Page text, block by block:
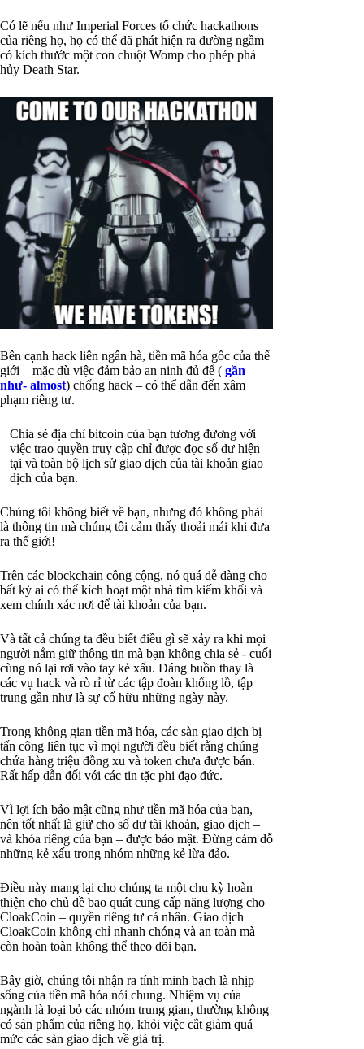
Có lẽ nếu như Imperial Forces tổ chức hackathons
của riêng họ, họ có thể đã phát hiện ra đường ngầm
có kích thước một con chuột Womp cho phép phá
hủy Death Star.
Bên cạnh hack liên ngân hà, tiền mã hóa gốc của thế
giới – mặc dù việc đảm bảo an ninh đủ để ( gần
như- almost) chống hack – có thể dẫn đến xâm
phạm riêng tư.
Chia sẻ địa chỉ bitcoin của bạn tương đương với
việc trao quyền truy cập chỉ được đọc số dư hiện
tại và toàn bộ lịch sử giao dịch của tài khoản giao
dịch của bạn.
Chúng tôi không biết về bạn, nhưng đó không phải
là thông tin mà chúng tôi cảm thấy thoải mái khi đưa
ra thế giới!
Trên các blockchain công cộng, nó quá dễ dàng cho
bất kỳ ai có thể kích hoạt một nhà tìm kiếm khối và
xem chính xác nơi để tài khoản của bạn.
Và tất cả chúng ta đều biết điều gì sẽ xảy ra khi mọi
người nắm giữ thông tin mà bạn không chia sẻ - cuối
cùng nó lại rơi vào tay kẻ xấu. Đáng buồn thay là
các vụ hack và rò rỉ từ các tập đoàn khổng lồ, tập
trung gần như là sự cố hữu những ngày này.
Trong không gian tiền mã hóa, các sàn giao dịch bị
tấn công liên tục vì mọi người đều biết rằng chúng
chứa hàng triệu đồng xu và token chưa được bán.
Rất hấp dẫn đối với các tin tặc phi đạo đức.
Vì lợi ích bảo mật cũng như tiền mã hóa của bạn,
nên tốt nhất là giữ cho số dư tài khoản, giao dịch –
và khóa riêng của bạn – được bảo mật. Đừng cám dỗ
những kẻ xấu trong nhóm những kẻ lừa đảo.
Điều này mang lại cho chúng ta một chu kỳ hoàn
thiện cho chủ đề bao quát cung cấp năng lượng cho
CloakCoin – quyền riêng tư cá nhân. Giao dịch
CloakCoin không chỉ nhanh chóng và an toàn mà
còn hoàn toàn không thể theo dõi bạn.
Bây giờ, chúng tôi nhận ra tính minh bạch là nhịp
sống của tiền mã hóa nói chung. Nhiệm vụ của
ngành là loại bỏ các nhóm trung gian, thường không
có sản phẩm của riêng họ, khỏi việc cắt giảm quá
mức các sàn giao dịch về giá trị.